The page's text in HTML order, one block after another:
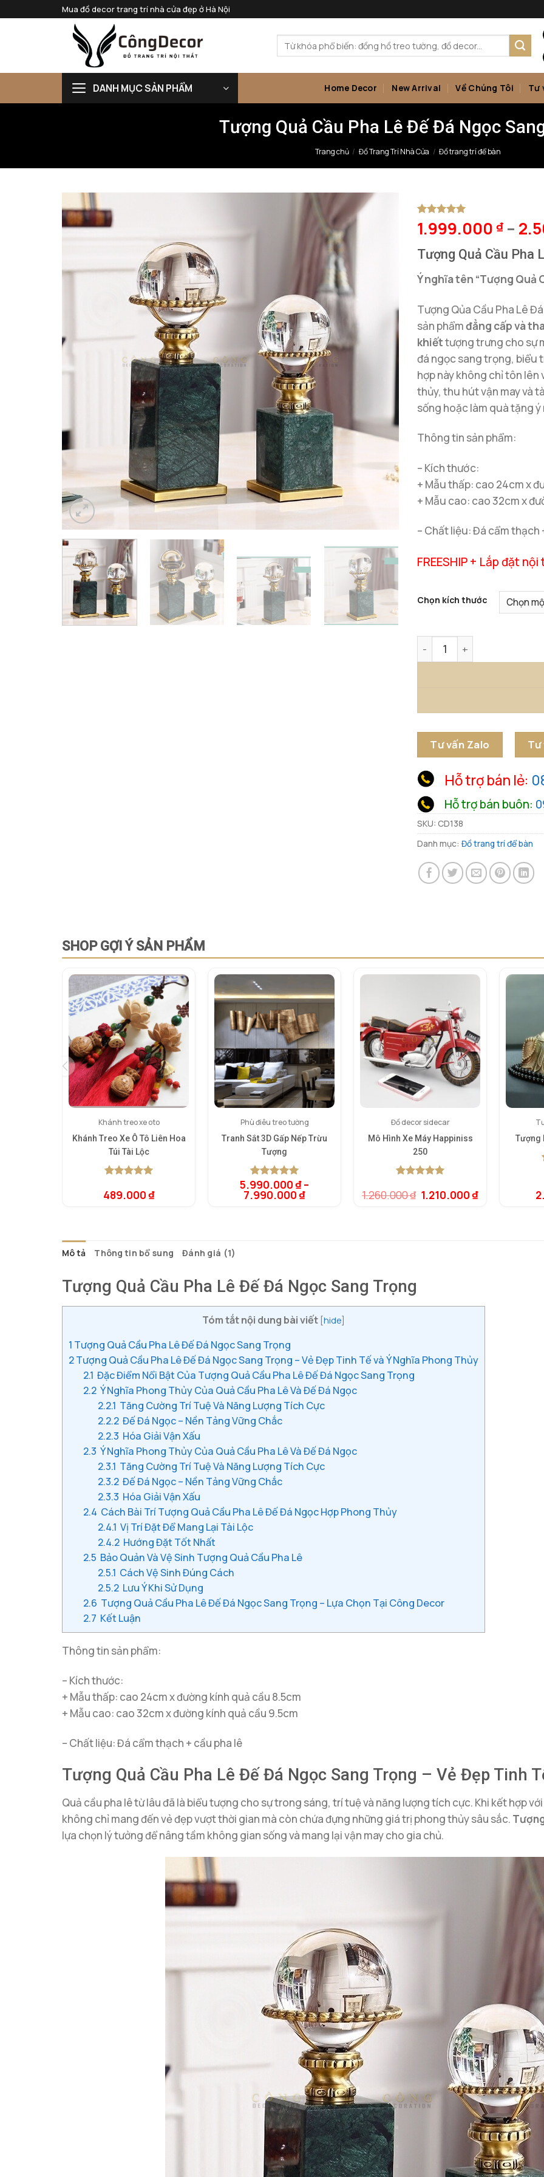
Mua đồ decor trang trí nhà cửa đẹp ở Hà Nội
kiếm:
DANH MỤC SẢN PHẨM Home Decor New Arrival Về Chúng Tôi Tư
Tượng Quả Cầu Pha Lê Đế Đá Ngọc
Trang chủ / Đồ Trang Trí Nhà Cửa / Đồ trang trí để bàn
5trên 5
dựa trên
1
1.999.000 ₫ –
Tượng Quả Cầu Pha
Ý nghĩa tên “Tượng Quả
Tượng Qủa Cầu Pha Lê
sản phẩmđẳng cấp và
khiếttượng trưng cho sự
đá ngọc sang trọng, biểu
hợp này không chỉ tôn
thủy, thu hút vận may và
sống hoặc làm quà tặng ý
Thông tin sản phẩm:
– Kích thước:
+ Mẫu thấp: cao 24cm x
+ Mẫu cao: cao 32cm x
– Chất liệu: Đá cẩm thạch
FREESHIP + Lắp đặt
Chọn kích thước
Tượng Quả Cầu Pha Lê Đế
Tư vấn Zalo Tư
Hỗ trợ bán lẻ:
Hỗ trợ bán buôn:
SKU: CD138
Danh mục: Đồ trang trí để bàn
SHOP GỢI Ý SẢN PHẨM
Khánh treo xe oto
Khánh Treo Xe Ô Tô Liên Hoa
Túi Tài Lộc
dựa trên
489.000₫
Phù điêu treo tường
Tranh Sắt 3D Gấp Nếp Trừu
Tượng
5.00trên 5
dựa trên
1
5.990.000₫–
7.990.000₫
Đồ decor sidecar
Mô Hình Xe Máy Happiniss
250
dựa trên
1.260.000₫ Giá
1.210.000₫Giá
Tượng
Mô tả Thông tin bổ sung Đánh giá (1)
Tượng Quả Cầu Pha Lê Đế Đá Ngọc Sang Trọng
Tóm tắt nội dung bài viết [hide]
1 Tượng Quả Cầu Pha Lê Đế Đá Ngọc Sang Trọng
2Tượng Quả Cầu Pha Lê Đế Đá Ngọc Sang Trọng – Vẻ Đẹp Tinh Tế và Ý Nghĩa Phong Thủy
2.1 Đặc Điểm Nổi Bật Của Tượng Quả Cầu Pha Lê Đế Đá Ngọc Sang Trọng
2.2 Ý Nghĩa Phong Thủy Của Quả Cầu Pha Lê Và Đế Đá Ngọc
2.2.1 Tăng Cường Trí Tuệ Và Năng Lượng Tích Cực
2.2.2 Đế Đá Ngọc – Nền Tảng Vững Chắc
2.2.3 Hóa Giải Vận Xấu
2.3 Ý Nghĩa Phong Thủy Của Quả Cầu Pha Lê Và Đế Đá Ngọc
2.3.1 Tăng Cường Trí Tuệ Và Năng Lượng Tích Cực
2.3.2 Đế Đá Ngọc – Nền Tảng Vững Chắc
2.3.3 Hóa Giải Vận Xấu
2.4 Cách Bài Trí Tượng Quả Cầu Pha Lê Đế Đá Ngọc Hợp Phong Thủy
2.4.1 Vị Trí Đặt Để Mang Lại Tài Lộc
2.4.2 Hướng Đặt Tốt Nhất
2.5 Bảo Quản Và Vệ Sinh Tượng Quả Cầu Pha Lê
2.5.1 Cách Vệ Sinh Đúng Cách
2.5.2 Lưu Ý Khi Sử Dụng
2.6 Tượng Quả Cầu Pha Lê Đế Đá Ngọc Sang Trọng – Lựa Chọn Tại Công Decor
2.7 Kết Luận
Thông tin sản phẩm:
– Kích thước:
+ Mẫu thấp: cao 24cm x đường kính quả cầu 8.5cm
+ Mẫu cao: cao 32cm x đường kính quả cầu 9.5cm
– Chất liệu: Đá cẩm thạch + cầu pha lê
Tượng Quả Cầu Pha Lê Đế Đá Ngọc Sang Trọng – Vẻ Đẹp Tinh
Quả cầu pha lê từ lâu đã là biểu tượng cho sự trong sáng, trí tuệ và năng lượng tích cực. Khi kết hợp
không chỉ mang đến vẻ đẹp vượt thời gian mà còn chứa đựng những giá trị phong thủy sâu sắc.
lựa chọn lý tưởng để nâng tầm không gian sống và mang lại vận may cho gia chủ.